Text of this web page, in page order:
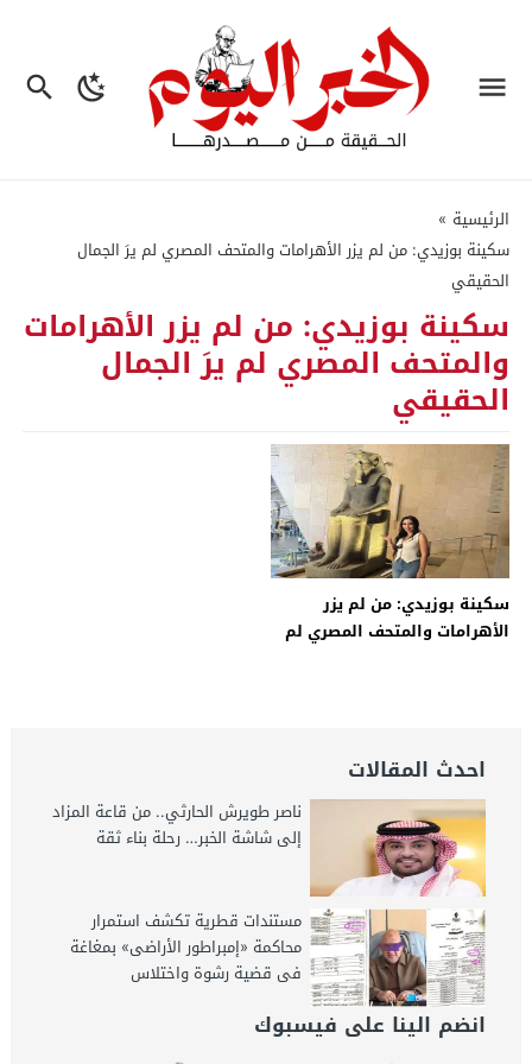
الرئيسية »
سكينة بوزيدي: من لم يزر الأهرامات والمتحف المصري لم يرَ الجمال
الحقيقي
سكينة بوزيدي: من لم يزر الأهرامات
والمتحف المصري لم يرَ الجمال
الحقيقي
سكينة بوزيدي: من لم يزر
الأهرامات والمتحف المصري لم
احدث المقالات
ناصر طويرش الحارثي.. من قاعة المزاد
إلى شاشة الخبر… رحلة بناء ثقة
مستندات قطرية تكشف استمرار
محاكمة «إمبراطور الأراضى» بمغاغة
فى قضية رشوة واختلاس
انضم الينا على فيسبوك